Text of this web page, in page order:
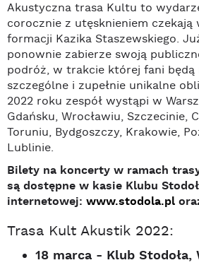
Akustyczna trasa Kultu to
corocznie z utęsknieniem czekają
formacji Kazika Staszewskiego.
ponownie zabierze swoją
podróż, w trakcie której fani
szczególne i zupełnie unikalne
2022 roku zespół wystąpi w
Gdańsku, Wrocławiu, Szczecinie,
Toruniu, Bydgoszczy, Krakowie,
Lublinie.
Bilety na koncerty w ramach
są dostępne w kasie Klubu
internetowej: www.stodola.pl
Trasa Kult Akustik 2022:
18 marca - Klub Stodoła,